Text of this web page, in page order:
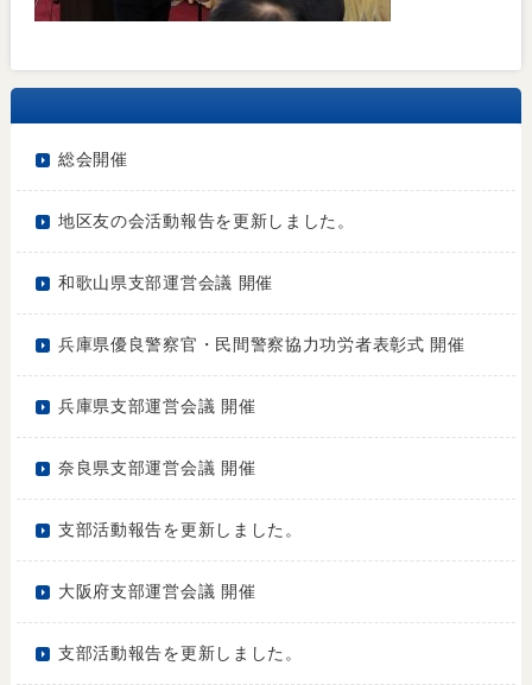
総会開催
地区友の会活動報告を更新しました。
和歌山県支部運営会議 開催
兵庫県優良警察官・民間警察協力功労者表彰式 開催
兵庫県支部運営会議 開催
奈良県支部運営会議 開催
支部活動報告を更新しました。
大阪府支部運営会議 開催
支部活動報告を更新しました。